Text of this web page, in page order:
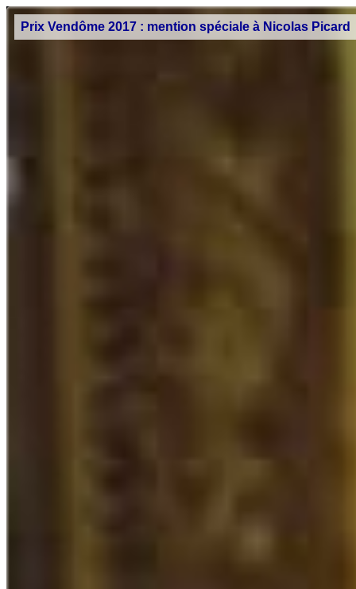
Prix Vendôme 2017 : mention spéciale à Nicolas Picard